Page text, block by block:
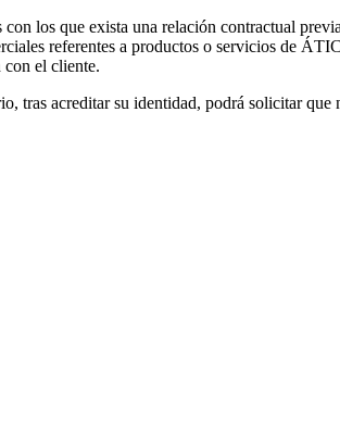
con los que exista una relación contractual
referentes a productos o servicios de
con el cliente.
tras acreditar su identidad, podrá solicitar